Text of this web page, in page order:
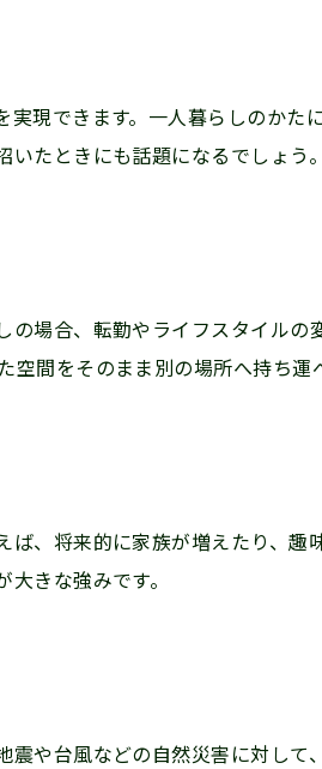
現できます。一人暮らしのかた
たときにも話題になるでしょう
場合、転勤やライフスタイルの
間をそのまま別の場所へ持ち運
、将来的に家族が増えたり、趣
大きな強みです。
や台風などの自然災害に対して